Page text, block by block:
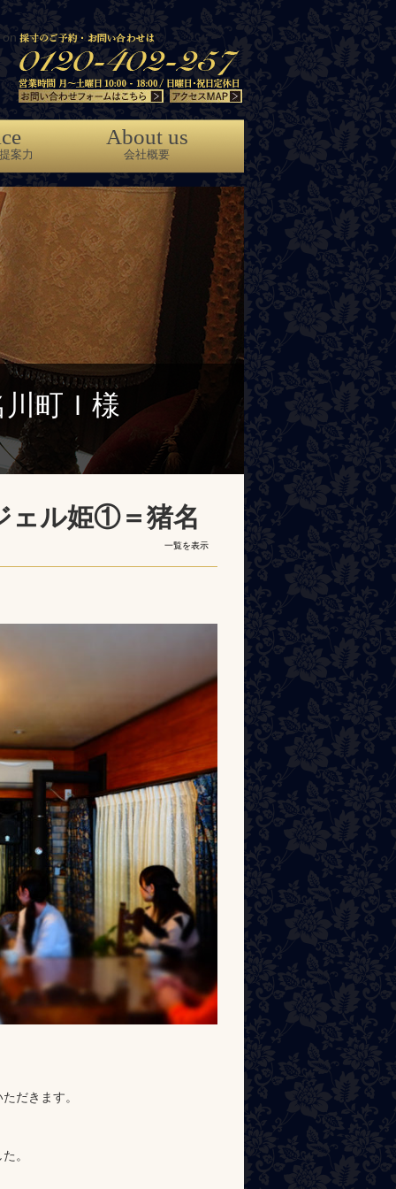
on line86
案力
About us
会社概要
町Ｉ様
ェル姫①＝猪名
一覧を表示
だきます。
。